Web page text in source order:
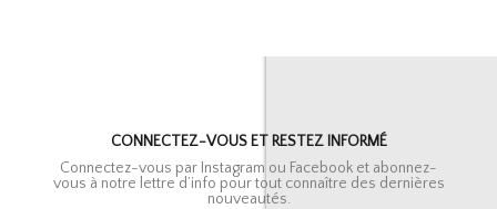
CONNECTEZ-VOUS ET RESTEZ INFORMÉ
Connectez-vous par Instagram ou Facebook et abonnez-
vous à notre lettre d’info pour tout connaître des dernières
nouveautés.